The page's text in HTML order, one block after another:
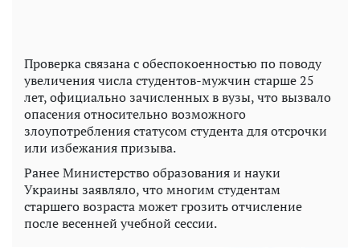
Проверка связана с обеспокоенностью по поводу
увеличения числа студентов-мужчин старше 25
лет, официально зачисленных в вузы, что вызвало
опасения относительно возможного
злоупотребления статусом студента для отсрочки
или избежания призыва.
Ранее Министерство образования и науки
Украины заявляло, что многим студентам
старшего возраста может грозить отчисление
после весенней учебной сессии.